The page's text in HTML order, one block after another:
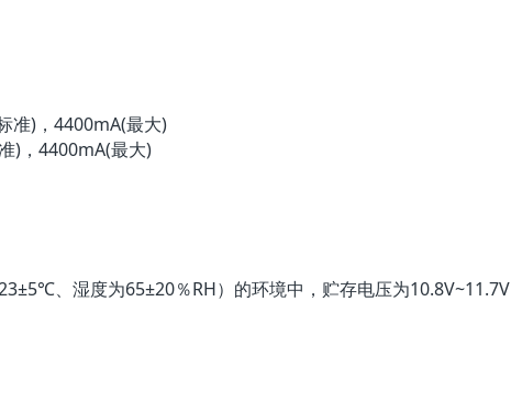
准)，4400mA(最大)
)，4400mA(最大)
、湿度为65±20％RH）的环境中，贮存电压为10.8V~11.7V